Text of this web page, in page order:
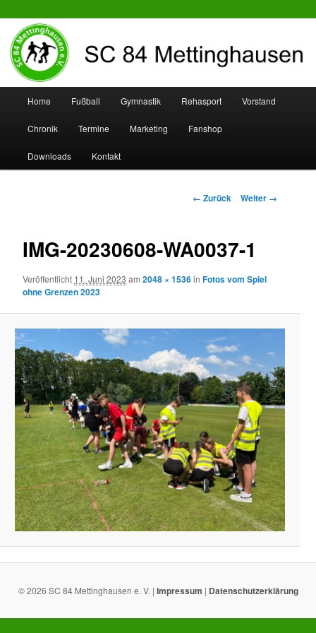
SC 84 Mettinghausen
Zum
Inhalt
wechseln
Zum
sekundären
Inhalt
Home Fußball Gymnastik Rehasport Vorstand
Chronik Termine Marketing Fanshop
Downloads Kontakt
Bilder-
← Zurück Weiter →
IMG-20230608-WA0037-1
Veröffentlicht 11. Juni 2023 am2048 × 1536inFotos vom Spiel
ohne Grenzen 2023
© 2026 SC 84 Mettinghausen e. V. | Impressum | Datenschutzerklärung